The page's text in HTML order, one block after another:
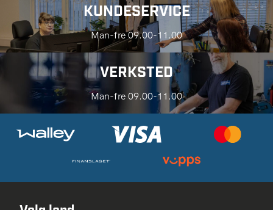
KUNDESERVICE
Man-fre 09.00-11.00
VERKSTED
Man-fre 09.00-11.00